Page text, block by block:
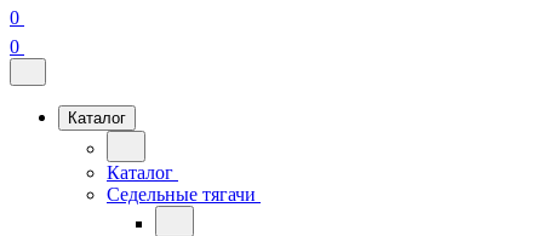
0
0
Каталог
Каталог
Седельные тягачи